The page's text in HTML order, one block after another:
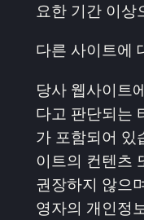
요한 기간 이상
다른 사이트에
당사 웹사이트
다고 판단되는
가 포함되어 있
이트의 컨텐츠
권장하지 않으
영자의 개인정